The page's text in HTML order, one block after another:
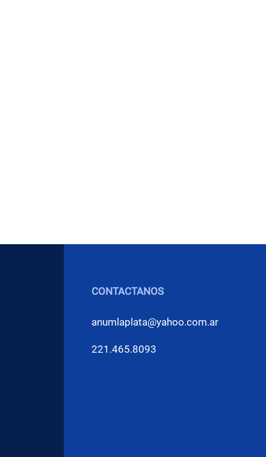
CONTACTANOS
anumlaplata@yahoo.com.ar
221.465.8093